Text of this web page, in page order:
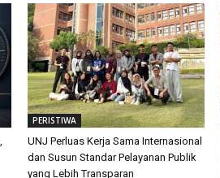
PERISTIWA
UNJ Perluas Kerja Sama Internasional
dan Susun Standar Pelayanan Publik
yang Lebih Transparan